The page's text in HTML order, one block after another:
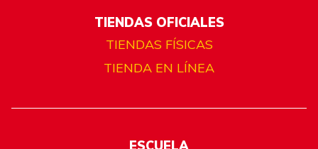
TIENDAS OFICIALES
TIENDAS FÍSICAS
TIENDA EN LÍNEA